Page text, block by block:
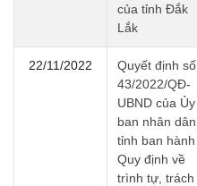
của tỉnh Đắk
Lắk
22/11/2022
Quyết định số
43/2022/QĐ-
UBND của Ủy
ban nhân dân
tỉnh ban hành
Quy định về
trình tự, trách